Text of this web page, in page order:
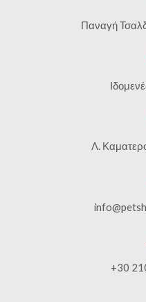
Παναγή
Λ.
+30